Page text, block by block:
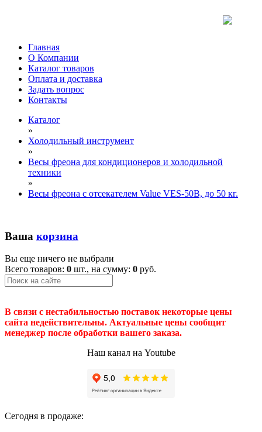
Главная
О Компании
Каталог товаров
Оплата и доставка
Задать вопрос
Контакты
Каталог
»
Холодильный инструмент
»
Весы фреона для кондиционеров и холодильной
техники
»
Весы фреона с отсекателем Value VES-50B, до 50 кг.
Ваша корзина
Вы еще ничего не выбрали
Всего товаров: 0 шт., на сумму: 0 руб.
В связи с нестабильностью поставок некоторые цены
сайта недействительны. Актуальные цены сообщит
менеджер после обработки вашего заказа.
Наш канал на Youtube
Сегодня в продаже: